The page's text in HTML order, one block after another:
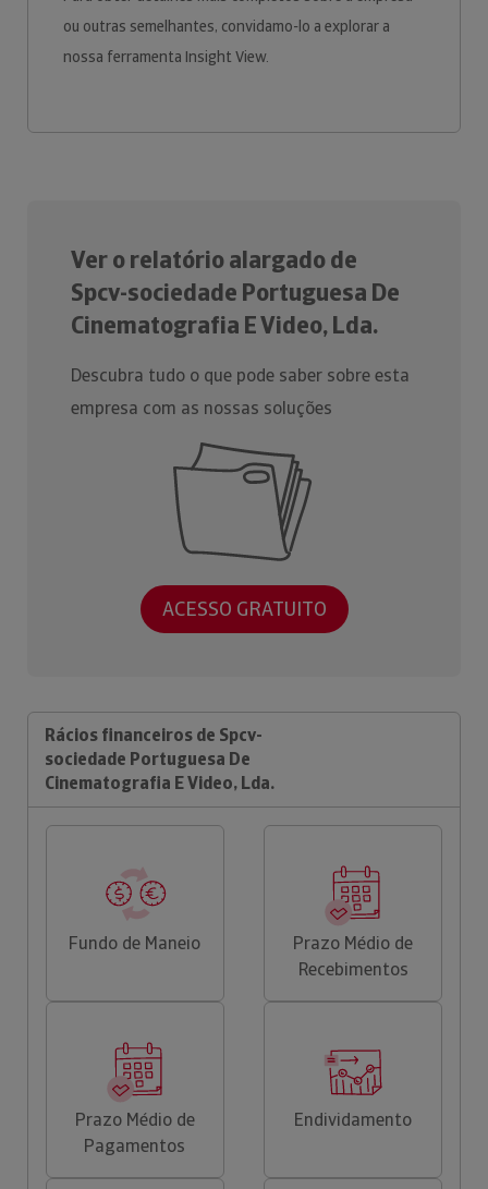
ou outras semelhantes, convidamo-lo a explorar a
nossa ferramenta Insight View.
Ver o relatório alargado de
Spcv-sociedade Portuguesa De
Cinematografia E Video, Lda.
Descubra tudo o que pode saber sobre esta
empresa com as nossas soluções
ACESSO GRATUITO
Rácios financeiros de Spcv-
sociedade Portuguesa De
Cinematografia E Video, Lda.
Fundo de Maneio
Prazo Médio de
Recebimentos
Prazo Médio de
Pagamentos
Endividamento